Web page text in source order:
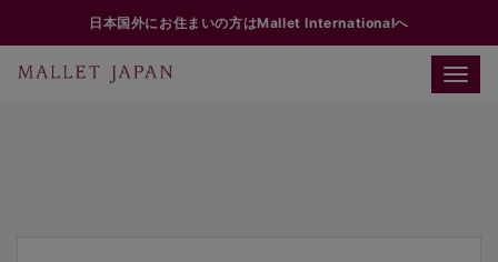
日本国外にお住まいの方はMallet Internationalへ
Toggle